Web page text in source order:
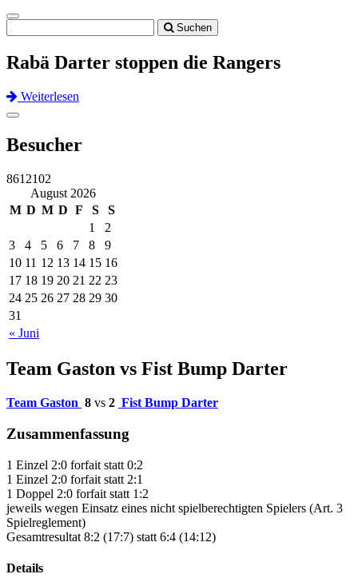
Toggle
navigation
Suchen
Rabä Darter stoppen die Rangers
Weiterlesen
Previous
Next
Toggle
Besucher
8612102
August 2026
M D M D F S S
« Juni
1
2
3
4 5 6 7 8
9
10 11 12 13 14 15 16
17 18 19 20 21 22 23
24 25 26 27 28 29 30
31
Team Gaston vs Fist Bump Darter
Team Gaston 8 vs 2 Fist Bump Darter
Zusammenfassung
1 Einzel 2:0 forfait statt 0:2
1 Einzel 2:0 forfait statt 2:1
1 Doppel 2:0 forfait statt 1:2
jeweils wegen Einsatz eines nicht spielberechtigten Spielers (Art. 3
Spielreglement)
Gesamtresultat 8:2 (17:7) statt 6:4 (14:12)
Details